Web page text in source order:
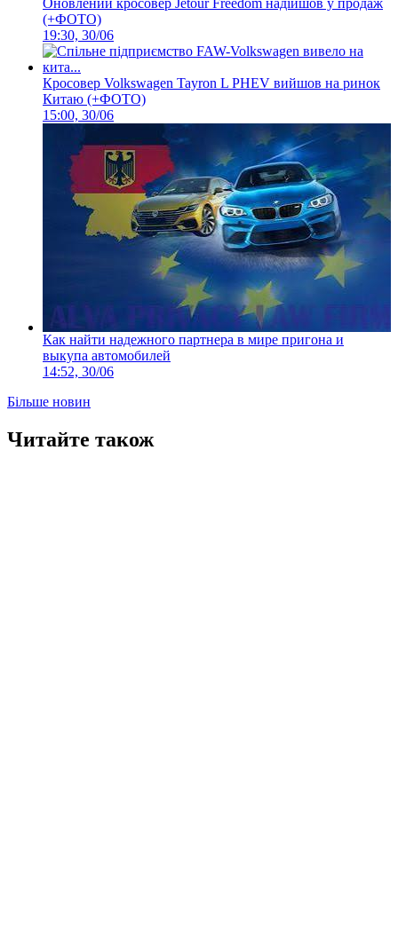
Оновлений кросовер Jetour Freedom надійшов у продаж
(+ФОТО)
19:30, 30/06
Кросовер Volkswagen Tayron L PHEV вийшов на ринок
Китаю (+ФОТО)
15:00, 30/06
Как найти надежного партнера в мире пригона и
выкупа автомобилей
14:52, 30/06
Більше новин
Читайте також